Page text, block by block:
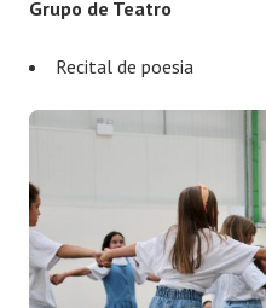
Grupo de Teatro
Recital de poesia